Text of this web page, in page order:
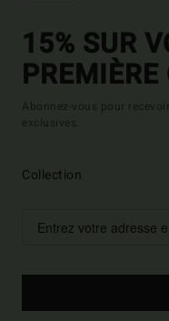
15% SUR
Abonnez-vous pour
exclusives.
Collection